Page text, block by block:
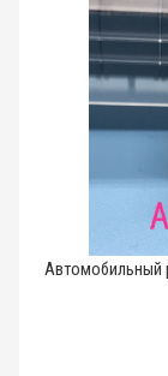
Автомобильный